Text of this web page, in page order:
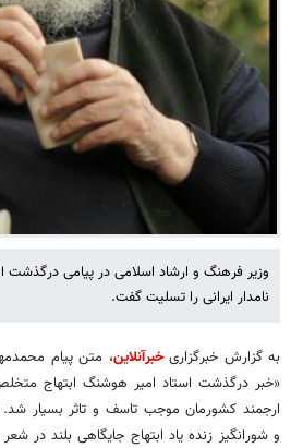
وزیر فرهنگ و ارشاد اسلامی در پیامی درگذشت
نامدار ایرانی را تسلیت گفت.
به گزارش خبرگزاریخبرآنلاین، متن پیام
«خبر درگذشت استاد امیر هوشنگ ابتهاج
ارجمند کشورمان موجب تاسف و تاثر بسیار
و شورانگیز زنده یاد ابتهاج جایگاهی بلند در